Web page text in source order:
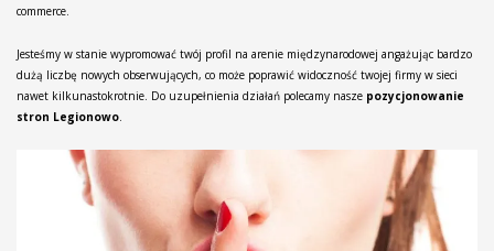
commerce.
Jesteśmy w stanie wypromować twój profil na arenie międzynarodowej angażując bardzo
dużą liczbę nowych obserwujących, co może poprawić widoczność twojej firmy w sieci
nawet kilkunastokrotnie. Do uzupełnienia działań polecamy nasze pozycjonowanie
stron Legionowo.